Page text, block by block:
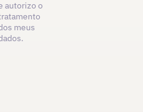
autorizo o
meus